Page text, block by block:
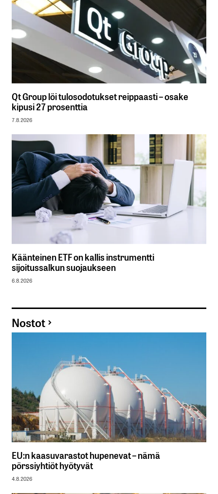
Qt Group löi tulosodotukset reippaasti – osake
kipusi 27 prosenttia
7.8.2026
Käänteinen ETF on kallis instrumentti
sijoitussalkun suojaukseen
6.8.2026
Nostot
EU:n kaasuvarastot hupenevat – nämä
pörssiyhtiöt hyötyvät
4.8.2026